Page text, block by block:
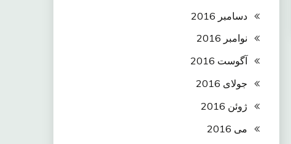
دسامبر 2016
نوامبر 2016
آگوست 2016
جولای 2016
ژوئن 2016
می 2016